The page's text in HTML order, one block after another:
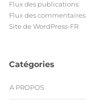
Flux des publications
Flux des commentaires
Site de WordPress-FR
Catégories
A PROPOS